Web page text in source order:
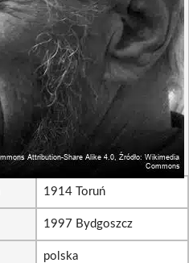
1914 Toruń
1997 Bydgoszcz
polska